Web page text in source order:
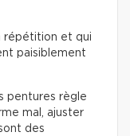
répétition et qui
paisiblement
pentures règle
mal, ajuster
des